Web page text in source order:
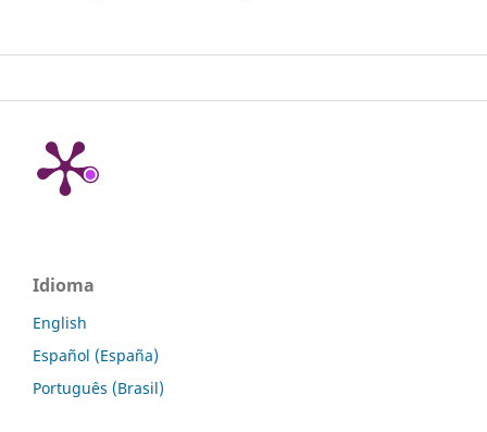
Idioma
English
Español (España)
Português (Brasil)